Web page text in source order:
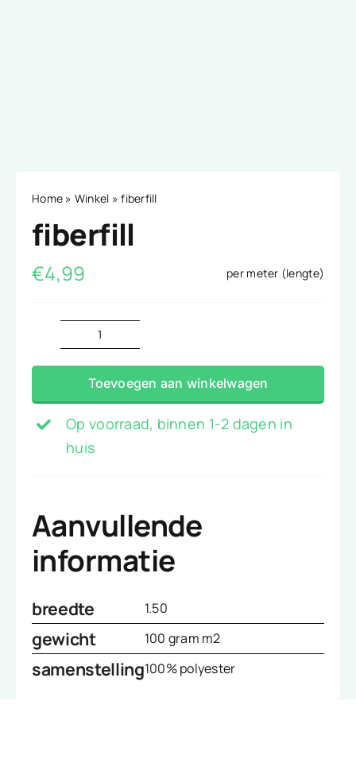
Home » Winkel »fiberfill
fiberfill
€4,99 per meter (lengte)
fiberfill
aantal
Toevoegen aan winkelwagen
Op voorraad, binnen 1-2 dagen in
huis
Aanvullende
informatie
breedte 1.50
gewicht 100 gram m2
samenstelling100% polyester